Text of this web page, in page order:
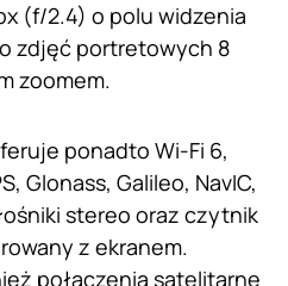
(f/2.4) o polu widzenia
zdjęć portretowych 8
zoomem.
ponadto Wi-Fi 6,
Glonass, Galileo, NavIC,
stereo oraz czytnik
z ekranem.
połączenia satelitarne